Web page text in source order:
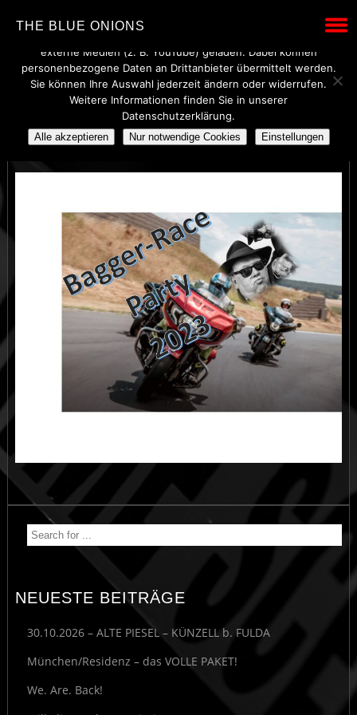
THE BLUE ONIONS
BAGGERRACE
NEUESTE BEITRÄGE
30.10.2026 – ALTE PIESEL – KÜNZELL b. FULDA
München/Residenz – das VOLLE PAKET!
We. Are. Back!
Wir verwenden technisch notwendige Cookies, um den Betrieb
dieser Website sicherzustellen. Mit Ihrer Einwilligung werden
externe Medien (z. B. YouTube) geladen. Dabei können
personenbezogene Daten an Drittanbieter übermittelt werden.
Sie können Ihre Auswahl jederzeit ändern oder widerrufen.
Weitere Informationen finden Sie in unserer
Datenschutzerklärung.
Alle akzeptieren Nur notwendige Cookies Einstellungen